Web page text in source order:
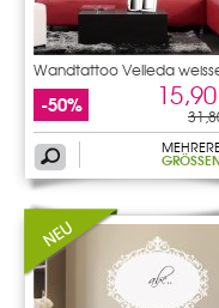
Wandtattoo Velleda
-50%
GRÖSSEN